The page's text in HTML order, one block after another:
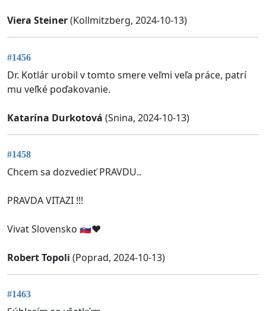
Viera Steiner(Kollmitzberg, 2024-10-13)
#1456
Dr. Kotlár urobil v tomto smere veľmi veľa práce, patrí
mu veľké poďakovanie.
Katarína Durkotová (Snina, 2024-10-13)
#1458
Chcem sa dozvedieť PRAVDU..
PRAVDA VITAZI !!!
Vivat Slovensko 🇸🇰❤️
Robert Topoli (Poprad, 2024-10-13)
#1463